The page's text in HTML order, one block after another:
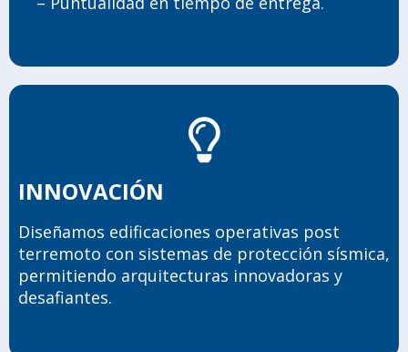
INNOVACIÓN
Diseñamos edificaciones operativas post
terremoto con sistemas de protección sísmica,
permitiendo arquitecturas innovadoras y
desafiantes.